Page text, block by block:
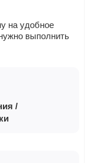
на удобное
выполнить
/